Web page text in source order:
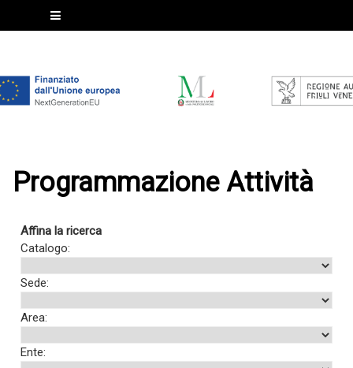
Programmazione Attività
Affina la ricerca
Catalogo:
Sede:
Area:
Ente: